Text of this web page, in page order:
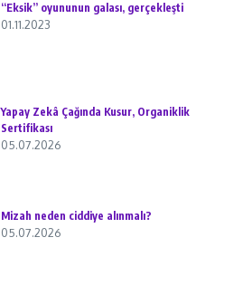
“Eksik” oyununun galası, gerçekleşti
01.11.2023
Yapay Zekâ Çağında Kusur, Organiklik
Sertifikası
05.07.2026
Mizah neden ciddiye alınmalı?
05.07.2026